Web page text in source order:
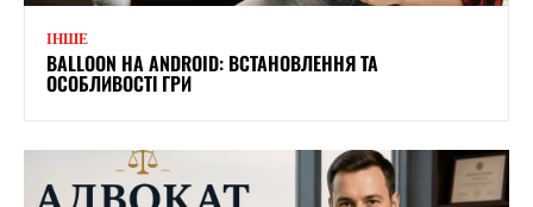
ІНШЕ
BALLOON НА ANDROID: ВСТАНОВЛЕННЯ ТА
ОСОБЛИВОСТІ ГРИ